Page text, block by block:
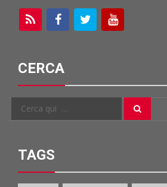
CERCA
Cerca
TAGS